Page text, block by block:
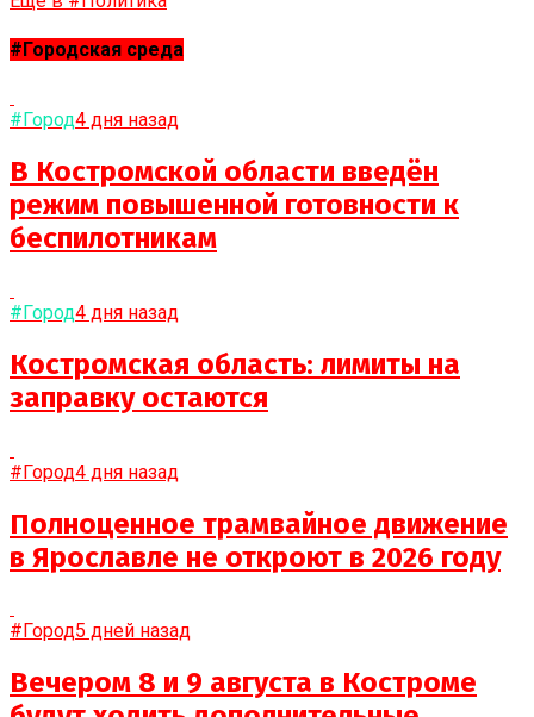
#Городская среда
#Город4 дня назад
В Костромской области введён
режим повышенной готовности к
беспилотникам
#Город4 дня назад
Костромская область: лимиты на
заправку остаются
#Город4 дня назад
Полноценное трамвайное движение
в Ярославле не откроют в 2026 году
#Город5 дней назад
Вечером 8 и 9 августа в Костроме